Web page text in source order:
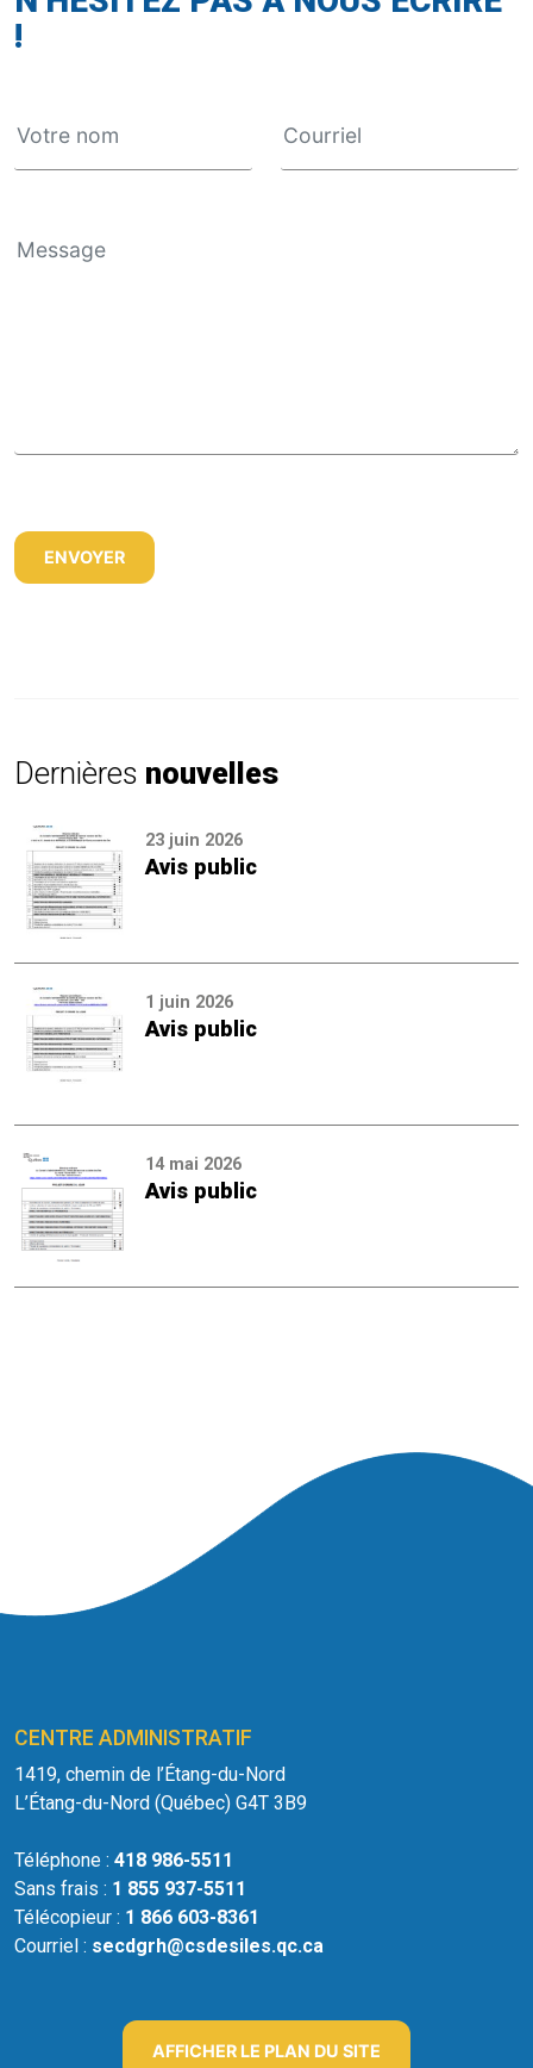
!
Dernières nouvelles
23 juin 2026
Avis public
1 juin 2026
Avis public
14 mai 2026
Avis public
CENTRE ADMINISTRATIF
1419, chemin de l’Étang-du-Nord
L’Étang-du-Nord (Québec) G4T 3B9
Téléphone : 418 986-5511
Sans frais : 1 855 937-5511
Télécopieur : 1 866 603-8361
Courriel : secdgrh@csdesiles.qc.ca
AFFICHER LE PLAN DU SITE